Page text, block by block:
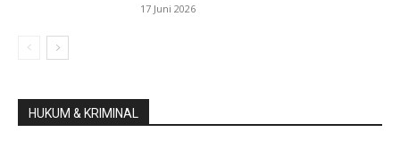
17 Juni 2026
HUKUM & KRIMINAL